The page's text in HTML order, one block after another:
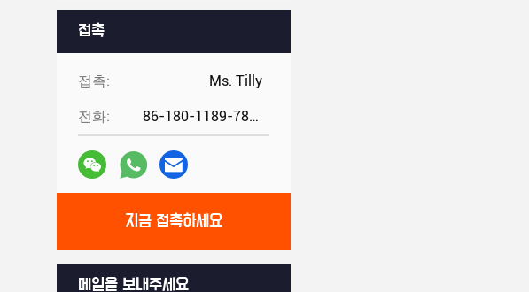
중고용 발굴기 부착장
접촉
접촉: Ms. Tilly
전화: 86-180-1189-7808
지금 접촉하세요
메일을 보내주세요